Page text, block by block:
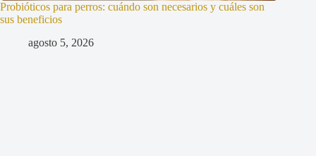
Probióticos para perros: cuándo son necesarios y cuáles son
sus beneficios
agosto 5, 2026